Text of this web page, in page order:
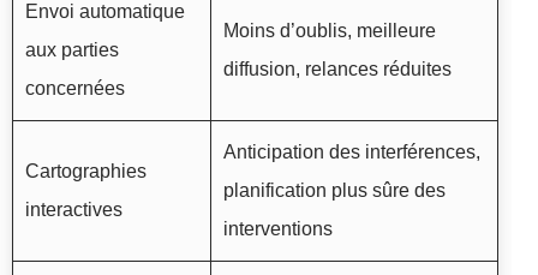
Envoi automatique
aux parties
concernées
Moins d’oublis, meilleure
diffusion, relances réduites
Cartographies
interactives
Anticipation des interférences,
planification plus sûre des
interventions